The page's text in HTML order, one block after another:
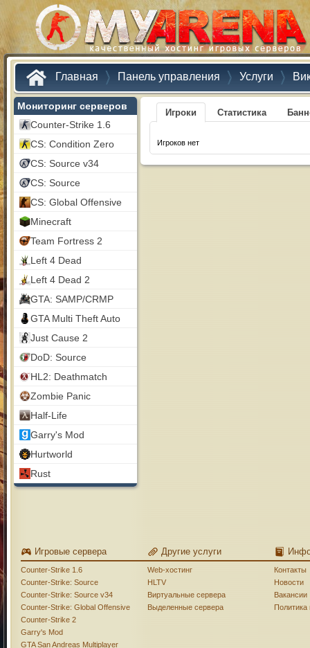
Главная Панель управления Услуги
Мониторинг серверов
Counter-Strike 1.6
CS: Condition Zero
CS: Source v34
CS: Source
CS: Global Offensive
Minecraft
Team Fortress 2
Left 4 Dead
Left 4 Dead 2
GTA: SAMP/CRMP
GTA Multi Theft Auto
Just Cause 2
DoD: Source
HL2: Deathmatch
Zombie Panic
Half-Life
Garry's Mod
Hurtworld
Rust
Игроки Статистика
Игроков нет
Игровые сервера
Counter-Strike 1.6
Counter-Strike: Source
Counter-Strike: Source v34
Counter-Strike: Global Offensive
Counter-Strike 2
Garry's Mod
GTA San Andreas Multiplayer
Другие услуги
Web-хостинг
HLTV
Виртуальные сервера
Выделенные сервера
Контакты
Новости
Вакансии
Политика